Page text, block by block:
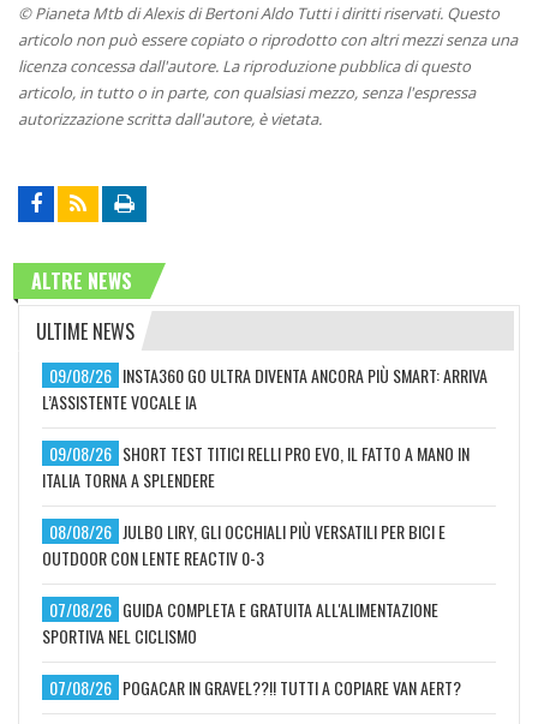
© Pianeta Mtb di Alexis di Bertoni Aldo Tutti i diritti riservati. Questo
articolo non può essere copiato o riprodotto con altri mezzi senza una
licenza concessa dall'autore. La riproduzione pubblica di questo
articolo, in tutto o in parte, con qualsiasi mezzo, senza l'espressa
autorizzazione scritta dall'autore, è vietata.
ALTRE NEWS
ULTIME NEWS
09/08/26 INSTA360 GO ULTRA DIVENTA ANCORA PIÙ SMART: ARRIVA
L’ASSISTENTE VOCALE IA
09/08/26 SHORT TEST TITICI RELLI PRO EVO, IL FATTO A MANO IN
ITALIA TORNA A SPLENDERE
08/08/26 JULBO LIRY, GLI OCCHIALI PIÙ VERSATILI PER BICI E
OUTDOOR CON LENTE REACTIV 0-3
07/08/26 GUIDA COMPLETA E GRATUITA ALL'ALIMENTAZIONE
SPORTIVA NEL CICLISMO
07/08/26 POGACAR IN GRAVEL??!! TUTTI A COPIARE VAN AERT?